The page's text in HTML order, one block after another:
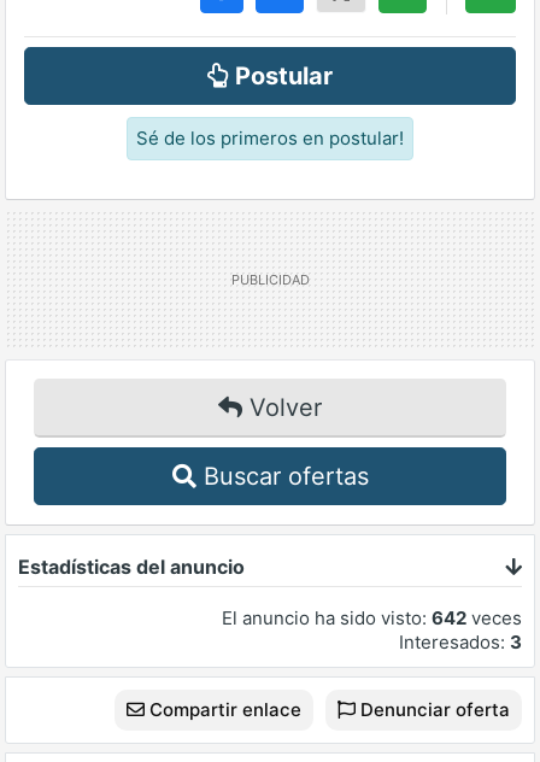
Postular
Sé de los primeros en postular!
Volver
Buscar ofertas
Estadísticas del anuncio
El anuncio ha sido visto: 642 veces
Interesados: 3
Compartir enlace Denunciar oferta